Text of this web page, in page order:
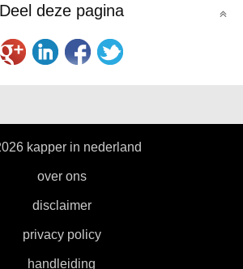
Deel deze pagina
kapper in nederland
over ons
disclaimer
privacy policy
handleiding